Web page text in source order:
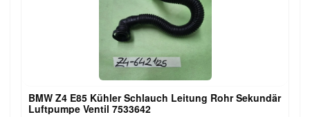
BMW Z4 E85 Kühler Schlauch Leitung Rohr Sekundär
Luftpumpe Ventil 7533642